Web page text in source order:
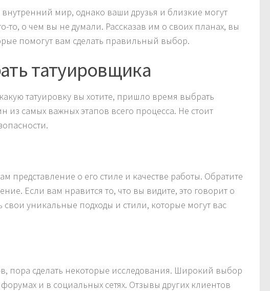
мир, однако ваши друзья и близкие могут
о чем вы не думали. Рассказав им о своих планах, вы
помогут вам сделать правильный выбор.
татуировщика
татуировку вы хотите, пришло время выбрать
самых важных этапов всего процесса. Не стоит
представление о его стиле и качестве работы. Обратите
Если вам нравится то, что вы видите, это говорит о
уникальные подходы и стили, которые могут вас
пора сделать некоторые исследования. Широкий выбор
и в социальных сетях. Отзывы других клиентов